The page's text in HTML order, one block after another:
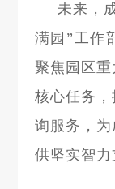
未来，
满园”工作
聚焦园区
核心任务
询服务，
供坚实智力